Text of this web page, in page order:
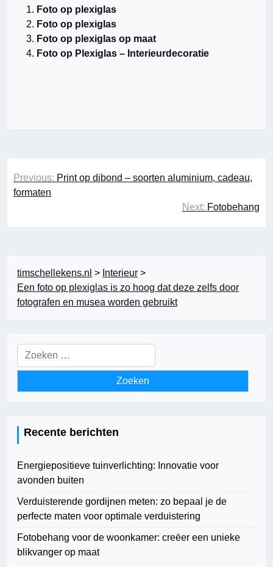
Foto op plexiglas
Foto op plexiglas
Foto op plexiglas op maat
Foto op Plexiglas – Interieurdecoratie
Bericht
navigatie
Previous: Print op dibond – soorten aluminium, cadeau,
formaten
Next: Fotobehang
timschellekens.nl > Interieur >
Een foto op plexiglas is zo hoog dat deze zelfs door
fotografen en musea worden gebruikt
Zoeken
naar:
Recente berichten
Energiepositieve tuinverlichting: Innovatie voor
avonden buiten
Verduisterende gordijnen meten: zo bepaal je de
perfecte maten voor optimale verduistering
Fotobehang voor de woonkamer: creëer een unieke
blikvanger op maat